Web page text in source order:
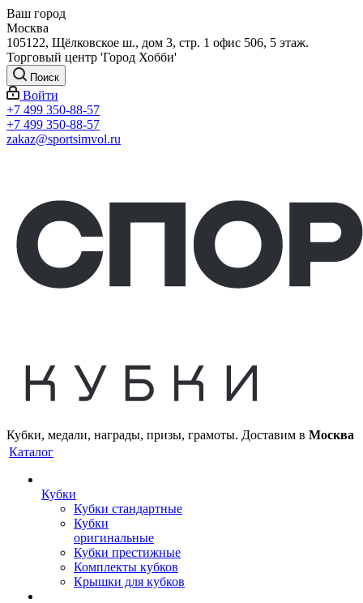
Ваш город
Москва
105122, Щёлковское ш., дом 3, стр. 1 офис 506, 5 этаж.
Торговый центр 'Город Хобби'
Поиск
Войти
+7 499 350-88-57
+7 499 350-88-57
zakaz@sportsimvol.ru
Кубки, медали, награды, призы, грамоты. Доставим в Москва
Каталог
Кубки
Кубки стандартные
Кубки
оригинальные
Кубки престижные
Комплекты кубков
Крышки для кубков